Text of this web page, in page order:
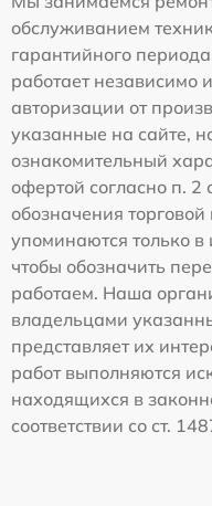
обслуживанием
гарантийного
работает независимо
авторизации от
указанные на сайте,
ознакомительный
офертой согласно п.
обозначения
упоминаются только
чтобы обозначить
работаем. Наша
владельцами
представляет их
работ выполняются
находящихся в
соответствии со ст.